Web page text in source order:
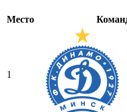
Место
1